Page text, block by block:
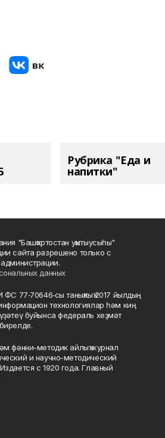
Рубрика "Еда и
напитки"
"Башҡортостан уҡытыусыһы"
сайта разрешено только с
данных
77‑70646‑сы таныҡлыҡ 2017 йылдың
технологиялар һәм киң
буйынса федераль хеҙмәт
фәнни-методик айлыҡ журнал
и научно-методический
с 1920 года. Главный